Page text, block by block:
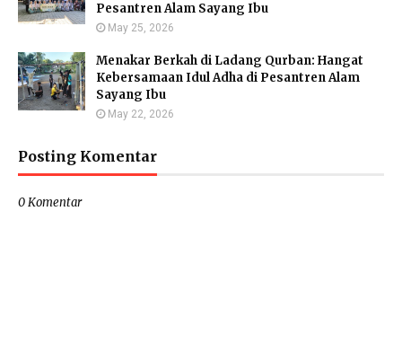
Pesantren Alam Sayang Ibu
May 25, 2026
Menakar Berkah di Ladang Qurban: Hangat
Kebersamaan Idul Adha di Pesantren Alam
Sayang Ibu
May 22, 2026
Posting Komentar
0 Komentar